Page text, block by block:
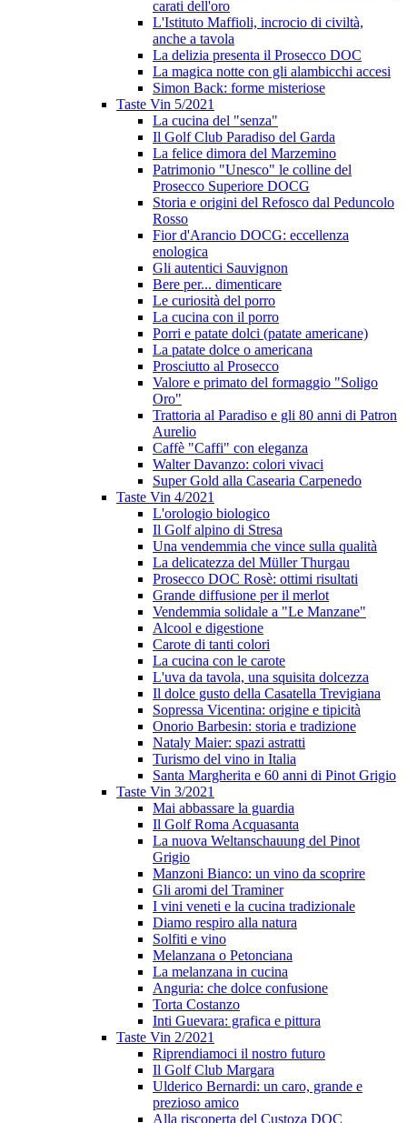
carati dell'oro
L'Istituto Maffioli, incrocio di civiltà,
anche a tavola
La delizia presenta il Prosecco DOC
La magica notte con gli alambicchi accesi
Simon Back: forme misteriose
Taste Vin 5/2021
La cucina del "senza"
Il Golf Club Paradiso del Garda
La felice dimora del Marzemino
Patrimonio "Unesco" le colline del
Prosecco Superiore DOCG
Storia e origini del Refosco dal Peduncolo
Rosso
Fior d'Arancio DOCG: eccellenza
enologica
Gli autentici Sauvignon
Bere per... dimenticare
Le curiosità del porro
La cucina con il porro
Porri e patate dolci (patate americane)
La patate dolce o americana
Prosciutto al Prosecco
Valore e primato del formaggio "Soligo
Oro"
Trattoria al Paradiso e gli 80 anni di Patron
Aurelio
Caffè "Caffi" con eleganza
Walter Davanzo: colori vivaci
Super Gold alla Casearia Carpenedo
Taste Vin 4/2021
L'orologio biologico
Il Golf alpino di Stresa
Una vendemmia che vince sulla qualità
La delicatezza del Müller Thurgau
Prosecco DOC Rosè: ottimi risultati
Grande diffusione per il merlot
Vendemmia solidale a "Le Manzane"
Alcool e digestione
Carote di tanti colori
La cucina con le carote
L'uva da tavola, una squisita dolcezza
Il dolce gusto della Casatella Trevigiana
Sopressa Vicentina: origine e tipicità
Onorio Barbesin: storia e tradizione
Nataly Maier: spazi astratti
Turismo del vino in Italia
Santa Margherita e 60 anni di Pinot Grigio
Taste Vin 3/2021
Mai abbassare la guardia
Il Golf Roma Acquasanta
La nuova Weltanschauung del Pinot
Grigio
Manzoni Bianco: un vino da scoprire
Gli aromi del Traminer
I vini veneti e la cucina tradizionale
Diamo respiro alla natura
Solfiti e vino
Melanzana o Petonciana
La melanzana in cucina
Anguria: che dolce confusione
Torta Costanzo
Inti Guevara: grafica e pittura
Taste Vin 2/2021
Riprendiamoci il nostro futuro
Il Golf Club Margara
Ulderico Bernardi: un caro, grande e
prezioso amico
Alla riscoperta del Custoza DOC